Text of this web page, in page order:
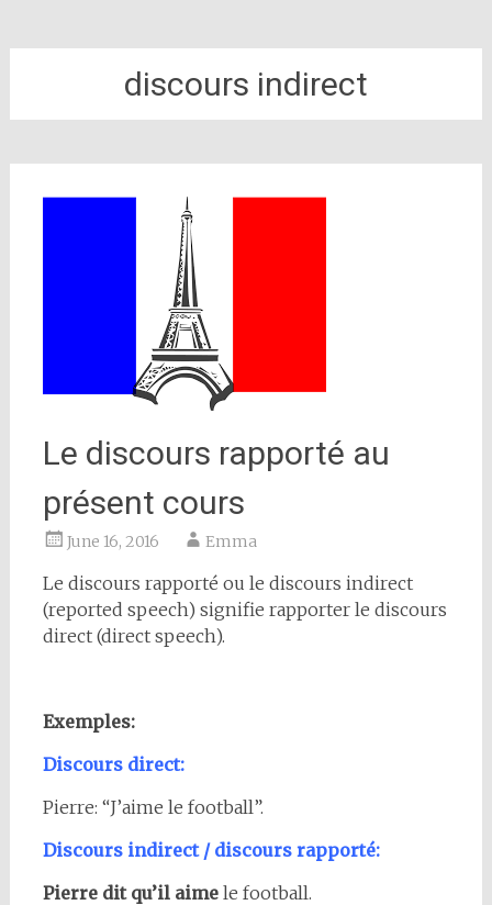
discours indirect
Le discours rapporté au
présent cours
June 16, 2016 Emma
Le discours rapporté ou le discours indirect
(reported speech) signifie rapporter le discours
direct (direct speech).
Exemples:
Discours direct:
Pierre: “J’aime le football”.
Discours indirect / discours rapporté:
Pierre dit qu’il aime le football.